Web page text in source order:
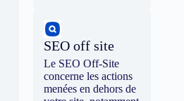
SEO off site
Le SEO Off-Site
concerne les actions
menées en dehors de